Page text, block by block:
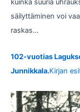
kuinka suuria
säilyttäminen voi
raskas…
102-vuotias
Junnikkala.Kirjan